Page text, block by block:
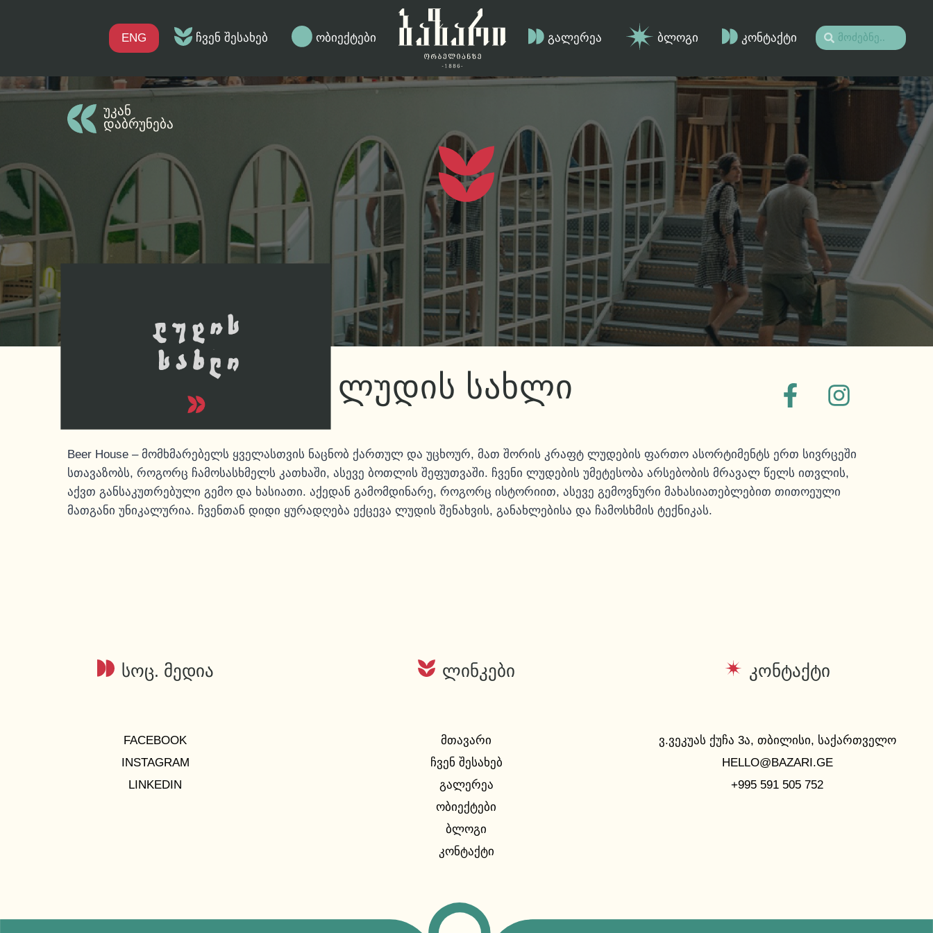
ENG ჩვენ შესახებ ობიექტები გალერეა ბლოგი კონტაქტი
უკან
დაბრუნება
ლუდის სახლი
Beer House – მომხმარებელს ყველასთვის ნაცნობ ქართულ და უცხოურ, მათ შორის კრაფტ ლუდების ფართო ასორტიმენტს ერთ სივრცეში
სთავაზობს, როგორც ჩამოსასხმელს კათხაში, ასევე ბოთლის შეფუთვაში. ჩვენი ლუდების უმეტესობა არსებობის მრავალ წელს ითვლის,
აქვთ განსაკუთრებული გემო და ხასიათი. აქედან გამომდინარე, როგორც ისტორიით, ასევე გემოვნური მახასიათებლებით თითოეული
მათგანი უნიკალურია. ჩვენთან დიდი ყურადღება ექცევა ლუდის შენახვის, განახლებისა და ჩამოსხმის ტექნიკას.
სოც. მედია
FACEBOOK
INSTAGRAM
LINKEDIN
ლინკები
ᲛᲗᲐᲕᲐᲠᲘ
ᲩᲕᲔᲜ ᲨᲔᲡᲐᲮᲔᲑ
ᲒᲐᲚᲔᲠᲔᲐ
ᲝᲑᲘᲔᲥᲢᲔᲑᲘ
ᲑᲚᲝᲒᲘ
ᲙᲝᲜᲢᲐᲥᲢᲘ
კონტაქტი
Ვ.ᲕᲔᲙᲣᲐᲡ ᲥᲣᲩᲐ 3Ა, ᲗᲑᲘᲚᲘᲡᲘ, ᲡᲐᲥᲐᲠᲗᲕᲔᲚᲝ
HELLO@BAZARI.GE
+995 591 505 752